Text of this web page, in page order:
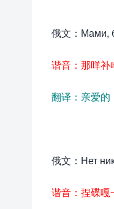
俄文：Мами,
谐音：那咩补
翻译：亲爱的
俄文：Нет
谐音：捏碟嘎